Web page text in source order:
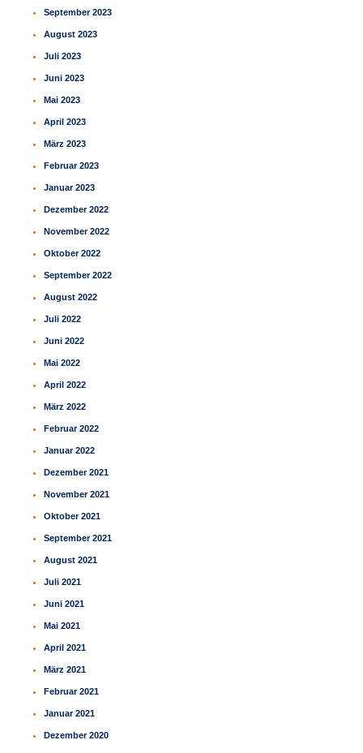
September 2023
August 2023
Juli 2023
Juni 2023
Mai 2023
April 2023
März 2023
Februar 2023
Januar 2023
Dezember 2022
November 2022
Oktober 2022
September 2022
August 2022
Juli 2022
Juni 2022
Mai 2022
April 2022
März 2022
Februar 2022
Januar 2022
Dezember 2021
November 2021
Oktober 2021
September 2021
August 2021
Juli 2021
Juni 2021
Mai 2021
April 2021
März 2021
Februar 2021
Januar 2021
Dezember 2020